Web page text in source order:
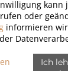
by JT Just
kann
oder
informieren
Ich